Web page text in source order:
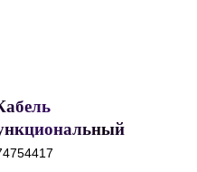
HD and Charging,